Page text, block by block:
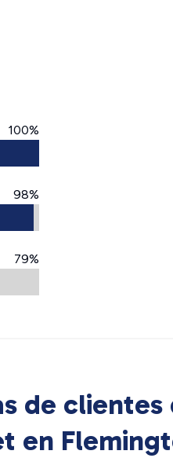
100%
98%
79%
de
en